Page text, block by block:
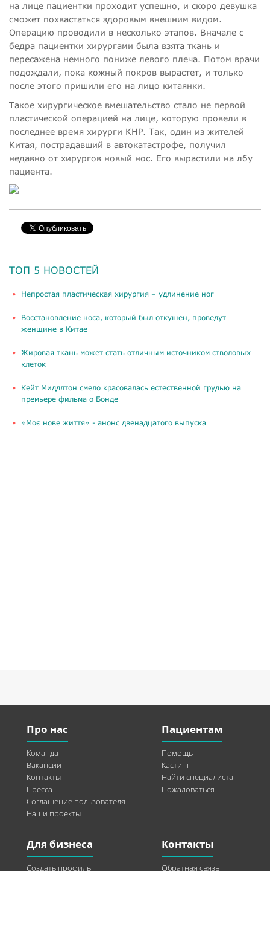
на лице пациентки проходит успешно, и скоро девушка
сможет похвастаться здоровым внешним видом.
Операцию проводили в несколько этапов. Вначале с
бедра пациентки хирургами была взята ткань и
пересажена немного пониже левого плеча. Потом врачи
подождали, пока кожный покров вырастет, и только
после этого пришили его на лицо китаянки.
Такое хирургическое вмешательство стало не первой
пластической операцией на лице, которую провели в
последнее время хирурги КНР. Так, один из жителей
Китая, пострадавший в автокатастрофе, получил
недавно от хирургов новый нос. Его вырастили на лбу
пациента.
ТОП 5 НОВОСТЕЙ
​Непростая пластическая хирургия – удлинение ног
Восстановление носа, который был откушен, проведут
женщине в Китае
Жировая ткань может стать отличным источником стволовых
клеток
Кейт Миддлтон смело красовалась естественной грудью на
премьере фильма о Бонде
«Моє нове життя» - анонс двенадцатого выпуска
Про нас
Команда
Вакансии
Контакты
Пресса
Соглашение пользователя
Наши проекты
Пациентам
Помощь
Кастинг
Найти специалиста
Пожаловаться
Для бизнеса
Создать профиль
Контакты
Обратная связь